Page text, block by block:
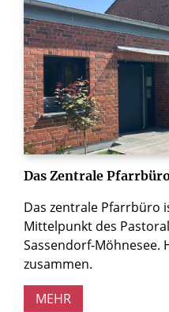
Das Zentrale
Das zentrale Pfarrbüro
Mittelpunkt des
Sassendorf-Möhnesee.
zusammen.
MEHR